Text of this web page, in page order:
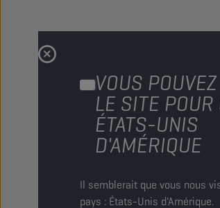
VOUS
LE SITE POUR
ÉTATS-UNIS
D'AMÉRIQUE
Il semblerait que vous nous
pays : États-Unis d'Amérique.